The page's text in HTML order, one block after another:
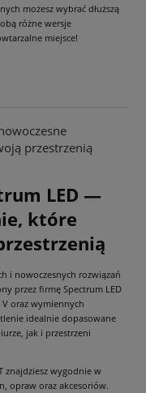
możesz wybrać dłuższą
różne wersje
miejsce!
przestrzenią
LED —
które
i nowoczesnych rozwiązań
przez firmę Spectrum LED
oraz wymiennych
idealnie dopasowane
jak i przestrzeni
znajdziesz wygodnie w
opraw oraz akcesoriów.